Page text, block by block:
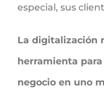
especial, sus
La digitalización
herramienta
negocio en uno